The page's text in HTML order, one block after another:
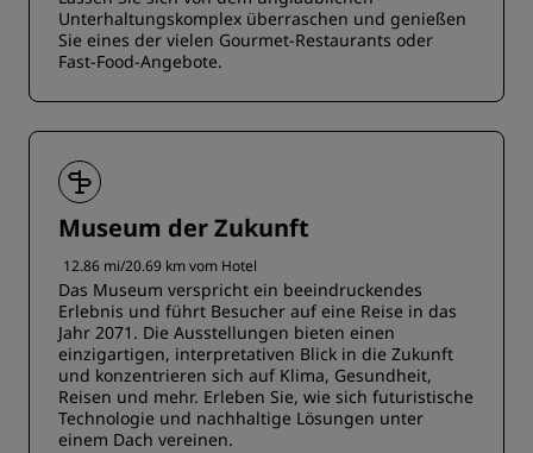
Unterhaltungskomplex überraschen und genießen
Sie eines der vielen Gourmet-Restaurants oder
Fast-Food-Angebote.
Museum der Zukunft
12.86 mi/20.69 km vom Hotel
Das Museum verspricht ein beeindruckendes
Erlebnis und führt Besucher auf eine Reise in das
Jahr 2071. Die Ausstellungen bieten einen
einzigartigen, interpretativen Blick in die Zukunft
und konzentrieren sich auf Klima, Gesundheit,
Reisen und mehr. Erleben Sie, wie sich futuristische
Technologie und nachhaltige Lösungen unter
einem Dach vereinen.